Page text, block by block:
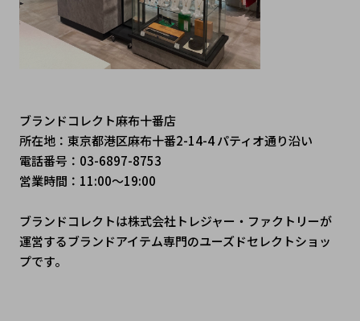
ブランドコレクト麻布十番店
所在地：東京都港区麻布十番2-14-4 パティオ通り沿い
電話番号：03-6897-8753
営業時間：11:00～19:00
ブランドコレクトは株式会社トレジャー・ファクトリーが
運営するブランドアイテム専門のユーズドセレクトショッ
プです。